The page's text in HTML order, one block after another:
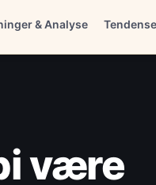
& Analyse
være